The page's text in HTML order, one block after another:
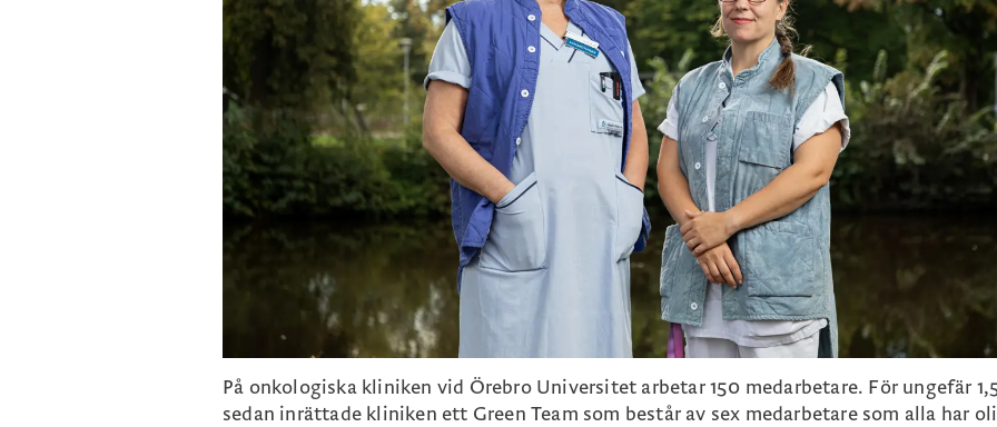
På onkologiska kliniken vid Örebro Universitet arbetar 150 medarbetare. För ungefär
sedan inrättade kliniken ett Green Team som består av sex medarbetare som alla har